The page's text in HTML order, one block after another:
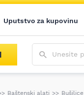
Uputstvo za kupovinu
Baštenski alati >>